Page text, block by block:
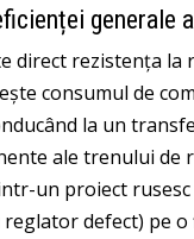
generale
direct rezistența
consumul de
la un
ale trenului
un proiect
defect) pe